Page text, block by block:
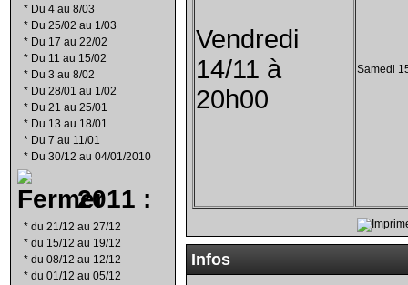
* Du 4 au 8/03
* Du 25/02 au 1/03
* Du 17 au 22/02
* Du 11 au 15/02
* Du 3 au 8/02
* Du 28/01 au 1/02
* Du 21 au 25/01
* Du 13 au 18/01
* Du 7 au 11/01
* Du 30/12 au 04/01/2010
2011 :
* du 21/12 au 27/12
* du 15/12 au 19/12
* du 08/12 au 12/12
* du 01/12 au 05/12
Vendredi
14/11 à
20h00
Samedi
Infos